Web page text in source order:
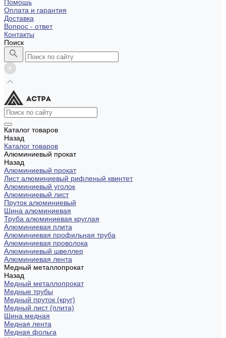
Помощь
Оплата и гарантия
Доставка
Вопрос - ответ
Контакты
Поиск
Каталог товаров
Назад
Каталог товаров
Алюминиевый прокат
Назад
Алюминиевый прокат
Лист алюминиевый рифленый квинтет
Алюминиевый уголок
Алюминиевый лист
Пруток алюминиевый
Шина алюминиевая
Труба алюминиевая круглая
Алюминиевая плита
Алюминиевая профильная труба
Алюминиевая проволока
Алюминиевый швеллер
Алюминиевая лента
Медный металлопрокат
Назад
Медный металлопрокат
Медные трубы
Медный пруток (круг)
Медный лист (плита)
Шина медная
Медная лента
Медная фольга